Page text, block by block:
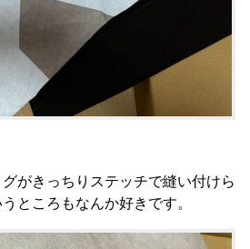
がきっちりステッチで縫い付けら
ところもなんか好きです。